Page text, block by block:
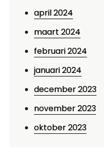
april 2024
maart 2024
februari 2024
januari 2024
december 2023
november 2023
oktober 2023